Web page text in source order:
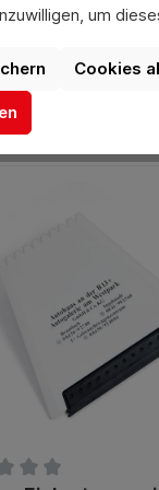
um
nicht alle
Cookies